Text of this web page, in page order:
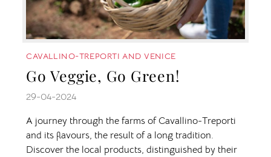
CAVALLINO-TREPORTI AND VENICE
Go Veggie, Go Green!
29-04-2024
A journey through the farms of Cavallino-Treporti
and its flavours, the result of a long tradition.
Discover the local products, distinguished by their